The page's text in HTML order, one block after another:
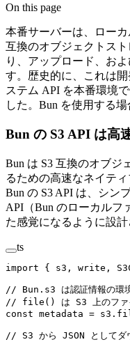
On this page
本番サーバーは、ロー
互換のオブジェクトス
り、アップロード、お
す。歴史的に、これは
ステム API を本番環境
した。Bun を使用する
Bun の S3 API は高
Bun は S3 互換のオブジ
るための高速なネイテ
Bun の S3 API は、シン
API（Bun のローカルフ
た感覚になるように設計
ts
import { s3, write,
// Bun.s3 は認証情報の環境
// file() は S3 上のファイ
const metadata = s3.
// S3 から JSON としてダ